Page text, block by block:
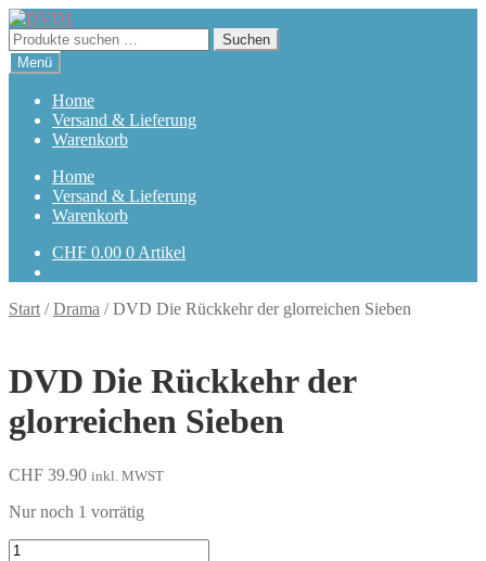
Zur
Navigation
springen
Zum
Inhalt
springen
Suchen
nach:
Suchen
Menü
Home
Versand & Lieferung
Warenkorb
Home
Versand & Lieferung
Warenkorb
CHF 0.00 0 Artikel
Start /Drama /DVD Die Rückkehr der glorreichen Sieben
DVD Die Rückkehr der
glorreichen Sieben
CHF 39.90 inkl. MWST
Nur noch 1 vorrätig
Die